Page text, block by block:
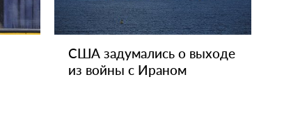
США задумались о выходе
из войны с Ираном